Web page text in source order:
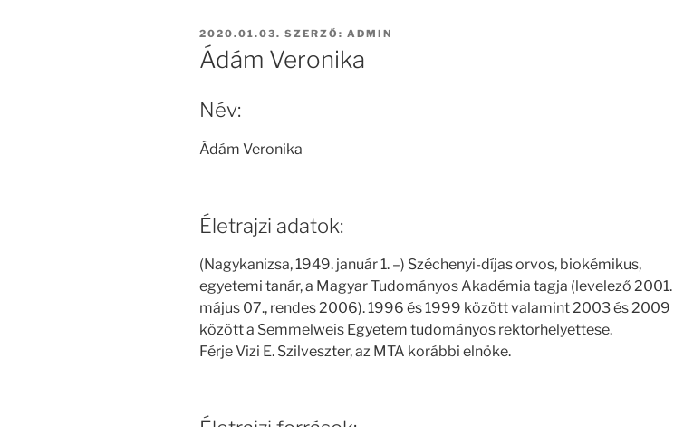
BEKÜLDVE:
2020.01.03. SZERZŐ: ADMIN
Ádám Veronika
Név:
Ádám Veronika
Életrajzi adatok:
(Nagykanizsa, 1949. január 1. –) Széchenyi-díjas orvos, biokémikus,
egyetemi tanár, a Magyar Tudományos Akadémia tagja (levelező 2001.
május 07., rendes 2006). 1996 és 1999 között valamint 2003 és 2009
között a Semmelweis Egyetem tudományos rektorhelyettese.
Férje Vizi E. Szilveszter, az MTA korábbi elnöke.